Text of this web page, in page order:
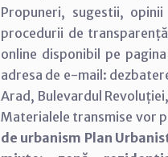
Propuneri, sugestii,
procedurii de
online disponibil pe
adresa de e-mail:
Arad, Bulevardul
Materialele transmise vor
de urbanism Plan